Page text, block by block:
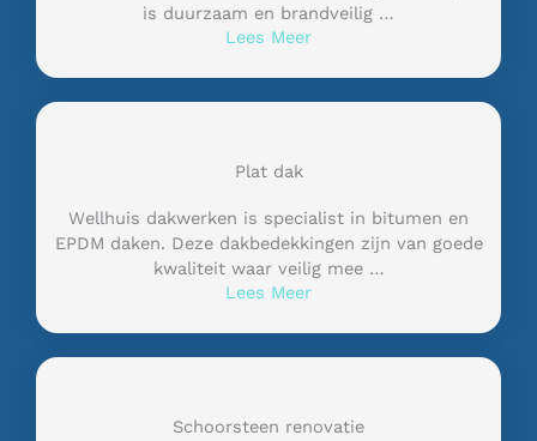
is duurzaam en brandveilig …
Lees Meer
Plat dak
Wellhuis dakwerken is specialist in bitumen en
EPDM daken. Deze dakbedekkingen zijn van goede
kwaliteit waar veilig mee …
Lees Meer
Schoorsteen renovatie